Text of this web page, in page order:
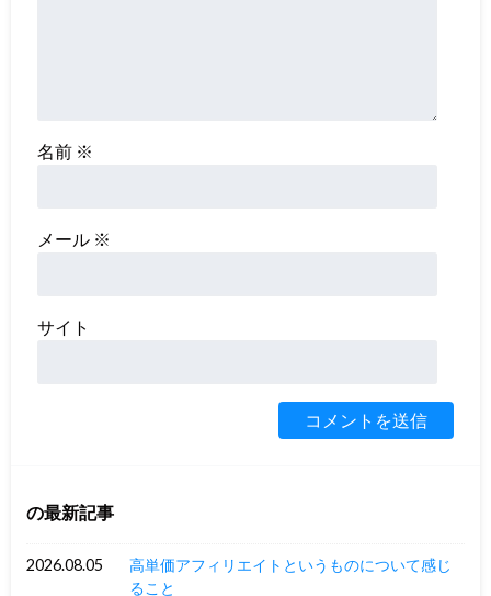
名前 ※
メール ※
サイト
の最新記事
2026.08.05
高単価アフィリエイトというものについて感じ
ること